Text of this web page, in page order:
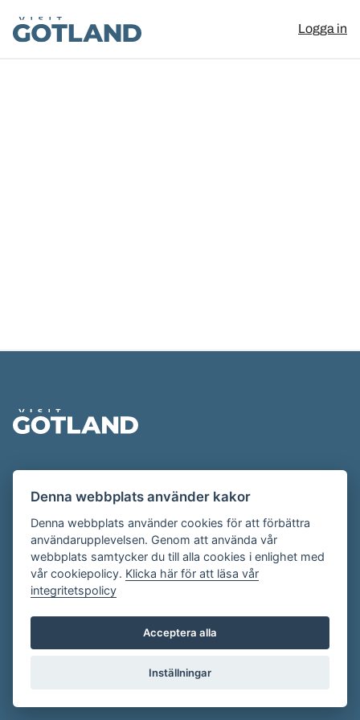
Visit Gotland
Logga in
Evenemangskalendern presenteras av
Destination Gotland påvisitgotland.se.
Har du frågor om evenemangskalendern? Mejla oss på
evenemang@visitgotland.se.
Cookies
Villkor
Skapa konto
Denna webbplats använder kakor
Denna webbplats använder cookies för att förbättra
användarupplevelsen. Genom att använda vår
webbplats samtycker du till alla cookies i enlighet med
vår cookiepolicy. Klicka här för att läsa vår
integritetspolicy
Acceptera alla
Inställningar